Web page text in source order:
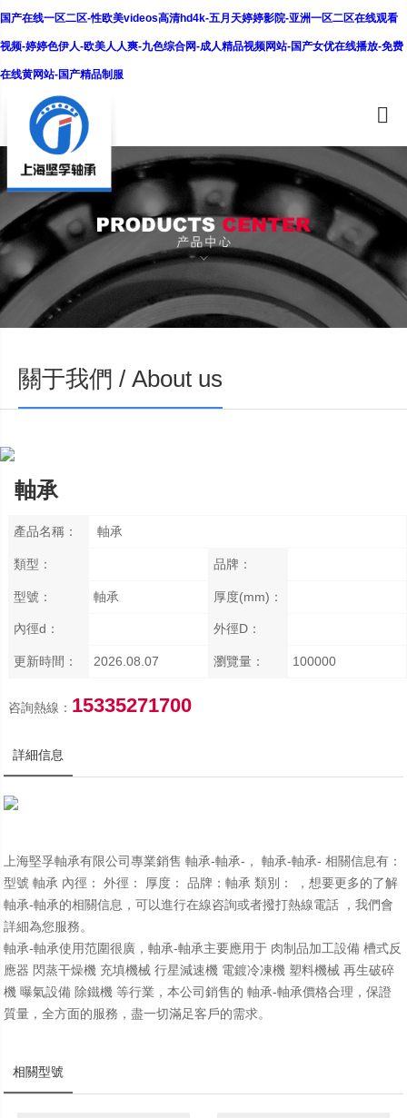
国产在线一区二区-性欧美videos高清hd4k-五月天婷婷影院-亚洲一区二区在线观看
视频-婷婷色伊人-欧美人人爽-九色综合网-成人精品视频网站-国产女优在线播放-免费
在线黄网站-国产精品制服
關于我們 / About us
軸承
產品名稱： 軸承
類型： 品牌：
型號： 軸承 厚度(mm)：
內徑d： 外徑D：
更新時間： 2026.08.07 瀏覽量： 100000
咨詢熱線： 15335271700
詳細信息
上海堅孚軸承有限公司專業銷售 軸承-軸承-， 軸承-軸承- 相關信息有：
型號 軸承 內徑： 外徑： 厚度： 品牌：軸承 類別： ，想要更多的了解
軸承-軸承的相關信息，可以進行在線咨詢或者撥打熱線電話 ，我們會
詳細為您服務。
軸承-軸承使用范圍很廣，軸承-軸承主要應用于 肉制品加工設備 槽式反
應器 閃蒸干燥機 充填機械 行星減速機 電鍍冷凍機 塑料機械 再生破碎
機 曝氣設備 除鐵機 等行業，本公司銷售的 軸承-軸承價格合理，保證
質量，全方面的服務，盡一切滿足客戶的需求。
相關型號